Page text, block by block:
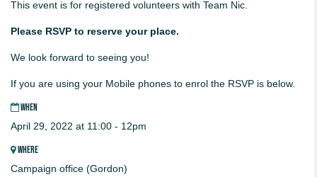
This event is for registered volunteers with Team Nic.
Please RSVP to reserve your place.
We look forward to seeing you!
If you are using your Mobile phones to enrol the RSVP is below.
WHEN
April 29, 2022 at 11:00 - 12pm
WHERE
Campaign office (Gordon)